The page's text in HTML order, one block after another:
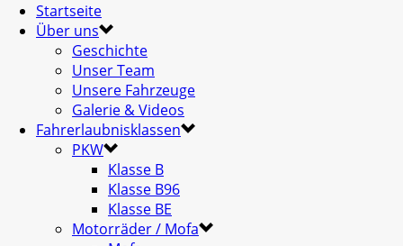
Startseite
Über uns
Geschichte
Unser Team
Unsere Fahrzeuge
Galerie & Videos
Fahrerlaubnisklassen
PKW
Klasse B
Klasse B96
Klasse BE
Motorräder / Mofa